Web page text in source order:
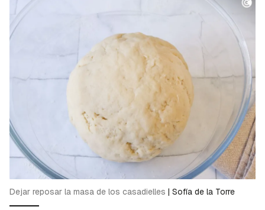
Guardar como favorito
Para poder guardar como favorito, primero has
Dejar reposar la masa de los casadielles | Sofía de la Torre
Contenido enviado